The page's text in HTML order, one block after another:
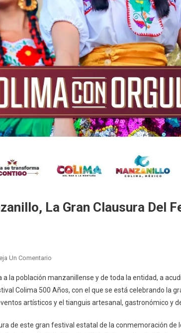
La Gran Clausura Del
Un Comentario
Sábado
En
Manzanillo,
Gran
a la población manzanillense y de toda la entidad, a
Colima 500 Años, con el que se está celebrando la
artísticos y el tianguis artesanal, gastronómico y
de este gran festival estatal de la conmemoración de